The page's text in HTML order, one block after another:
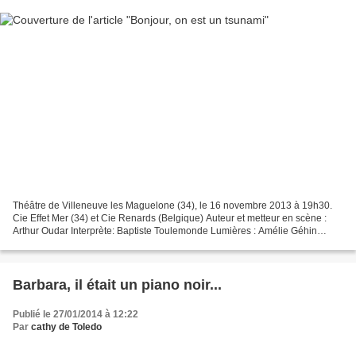
Théâtre de Villeneuve les Maguelone (34), le 16 novembre 2013 à 19h30.
Cie Effet Mer (34) et Cie Renards (Belgique) Auteur et metteur en scène :
Arthur Oudar Interprète: Baptiste Toulemonde Lumières : Amélie Géhin
Barbara, il était un piano noir...
Publié le 27/01/2014 à 12:22
Par cathy de Toledo